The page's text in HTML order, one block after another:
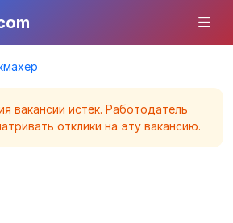
вакансии истёк. Работодатель
отклики на эту вакансию.